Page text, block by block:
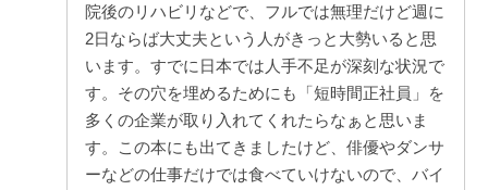
院後のリハビリなどで、フルでは無理だけど週に
2日ならば大丈夫という人がきっと大勢いると思
います。すでに日本では人手不足が深刻な状況で
す。その穴を埋めるためにも「短時間正社員」を
多くの企業が取り入れてくれたらなぁと思いま
す。この本にも出てきましたけど、俳優やダンサ
ーなどの仕事だけでは食べていけないので、バイ